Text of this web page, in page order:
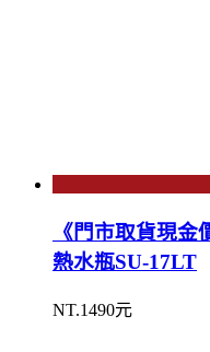
《門市取貨現
熱水瓶SU-17LT
NT.1490元